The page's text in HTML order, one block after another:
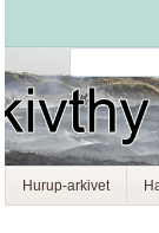
Hurup-arkivet